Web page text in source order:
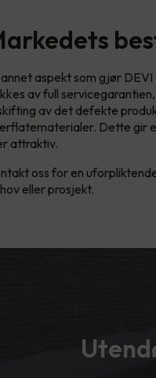
aspekt som gjør
av full
av det defekte
Dette gir
attraktiv.
oss for en
eller prosjekt.